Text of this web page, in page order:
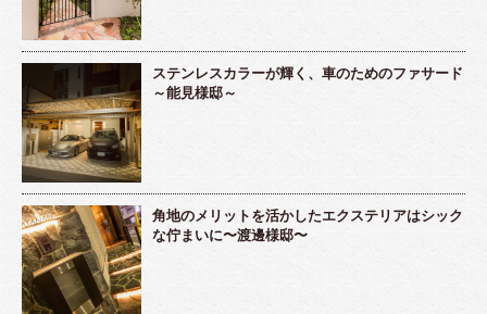
ステンレスカラーが輝く、車のためのファサード
～能見様邸～
角地のメリットを活かしたエクステリアはシック
な佇まいに〜渡邊様邸〜